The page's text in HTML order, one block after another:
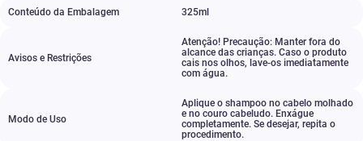
Conteúdo da Embalagem 325ml
Avisos e Restrições
Atenção! Precaução: Manter fora do
alcance das crianças. Caso o produto
cais nos olhos, lave-os imediatamente
com água.
Modo de Uso
Aplique o shampoo no cabelo molhado
e no couro cabeludo. Enxágue
completamente. Se desejar, repita o
procedimento.